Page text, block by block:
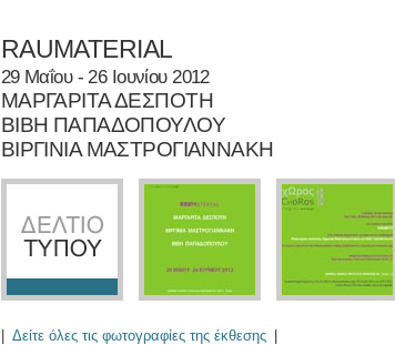
RAUMATERIAL
29 Μαΐου - 26 Ιουνίου 2012
ΜΑΡΓΑΡΙΤΑ ΔΕΣΠΟΤΗ
ΒΙΒΗ ΠΑΠΑΔΟΠΟΥΛΟΥ
ΒΙΡΓΙΝΙΑ ΜΑΣΤΡΟΓΙΑΝΝΑΚΗ
Δείτε όλες τις φωτογραφίες της έκθεσης